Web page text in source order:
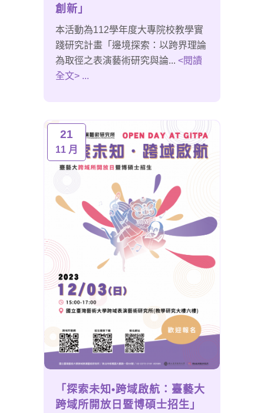
創新」
本活動為112學年度大專院校教學實
踐研究計畫「邊境探索：以跨界理論
為取徑之表演藝術研究與論... <閱讀
全文> ...
21
11 月
「探索未知•跨域啟航：臺藝大
跨域所開放日暨博碩士招生」